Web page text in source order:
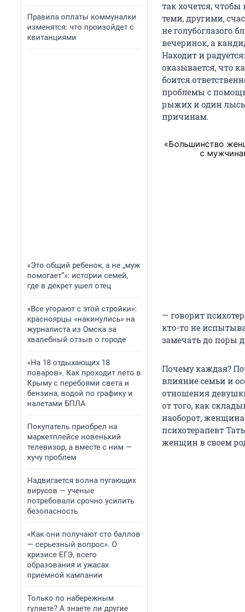
Правила оплаты коммуналки
изменятся: что произойдет с
квитанциями
«Это общий ребенок, а не „муж
помогает“»: истории семей,
где в декрет ушел отец
«Все угорают с этой стройки»:
красноярцы «накинулись» на
журналиста из Омска за
хвалебный отзыв о городе
«На 18 отдыхающих 18
поваров». Как проходит лето в
Крыму с перебоями света и
бензина, водой по графику и
налетами БПЛА
Покупатель приобрел на
маркетплейсе новенький
телевизор, а вместе с ним —
кучу проблем
Надвигается волна пугающих
вирусов — ученые
потребовали срочно усилить
безопасность
«Как они получают сто баллов
— серьезный вопрос». О
кризисе ЕГЭ, всего
образования и ужасах
приемной кампании
Только по набережным
гуляете? А знаете ли другие
так хочется,
теми, другими,
не голубоглазого
вечеринок, а
Находит и
оказывается, что
боится
проблемы с
рыжих и один
причинам.
«Большинство
с
— говорит
кто-то не
замечать до поры
Почему каждая?
влияние семьи и
отношения
от того, как
наоборот,
психотерапевт
женщин в своем